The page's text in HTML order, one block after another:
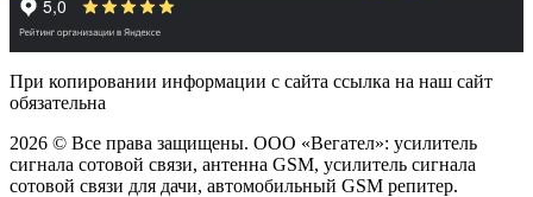
При копировании информации с сайта ссылка на наш сайт
обязательна
2026 © Все права защищены. ООО «Вегател»: усилитель
сигнала сотовой связи, антенна GSM, усилитель сигнала
сотовой связи для дачи, автомобильный GSM репитер.